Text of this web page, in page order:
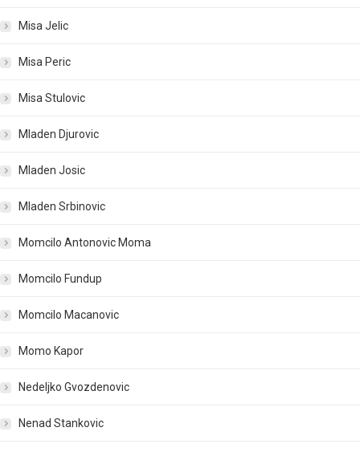
Misa Jelic
Misa Peric
Misa Stulovic
Mladen Djurovic
Mladen Josic
Mladen Srbinovic
Momcilo Antonovic Moma
Momcilo Fundup
Momcilo Macanovic
Momo Kapor
Nedeljko Gvozdenovic
Nenad Stankovic